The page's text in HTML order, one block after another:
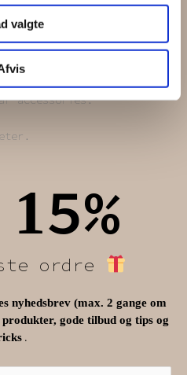
valgte
udvalgt i diverse
vaskepulver, inden vi
accessories.
15%
ordre
nyhedsbrev (max. 2 gange om
produkter, gode tilbud og tips og
.